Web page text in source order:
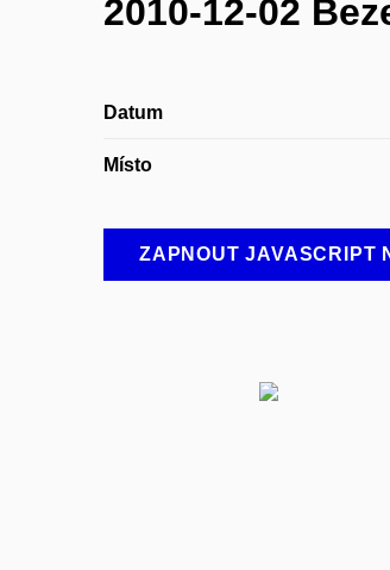
2010-12-02
Datum
Místo
ZAPNOUT JAVASCRIPT